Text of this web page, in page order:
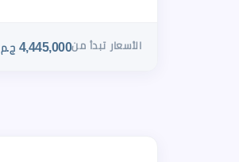
الأسعار تبدأ من4,445,000 ج.م